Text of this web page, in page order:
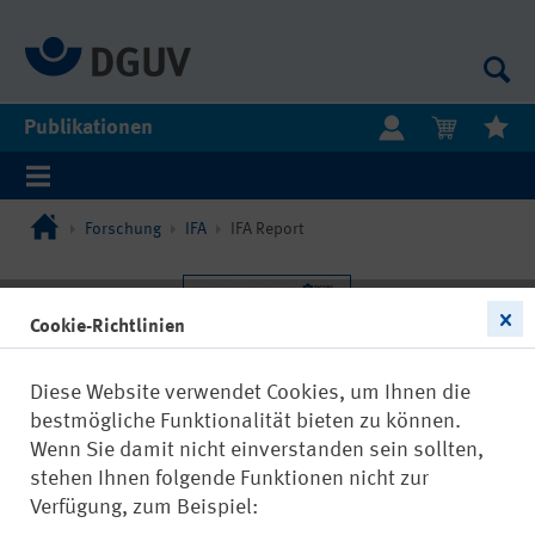
Publikationen
Forschung IFA IFA Report
Cookie-Richtlinien
Diese Website verwendet Cookies, um Ihnen die
bestmögliche Funktionalität bieten zu können.
Wenn Sie damit nicht einverstanden sein sollten,
stehen Ihnen folgende Funktionen nicht zur
Verfügung, zum Beispiel: